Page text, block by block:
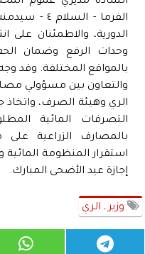
الفرما -
الدورية، والاطمئنان على
وحدات الرفع وضمان
بالمواقع المختلفة. وقد
والتعاون بين مسؤولي
الري وهيئة الصرف، واتخاذ
التصرفات المائية
بالمصارف الزراعية
استقرار المنظومة المائية
إجازة عيد الأضحى المبارك.
وزير ـ الري